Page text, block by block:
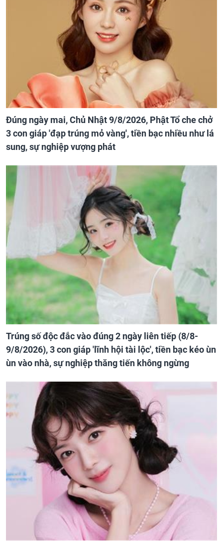
Đúng ngày mai, Chủ Nhật 9/8/2026, Phật Tổ che chở
3 con giáp 'đạp trúng mỏ vàng', tiền bạc nhiều như lá
sung, sự nghiệp vượng phát
Trúng số độc đắc vào đúng 2 ngày liên tiếp (8/8-
9/8/2026), 3 con giáp 'lĩnh hội tài lộc', tiền bạc kéo ùn
ùn vào nhà, sự nghiệp thăng tiến không ngừng